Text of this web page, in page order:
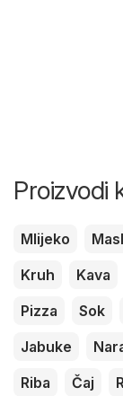
Proizvodi
Mlijeko
Kruh
Kava
Pizza
Sok
Jabuke
Riba
Čaj